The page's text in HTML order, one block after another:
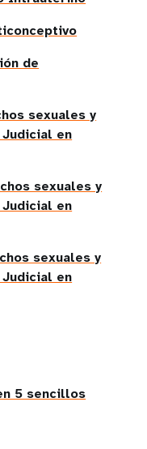
de
sexuales y
en
sexuales y
en
sexuales y
en
5 sencillos